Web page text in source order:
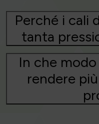
Perché i cali
tanta
In che
rendere